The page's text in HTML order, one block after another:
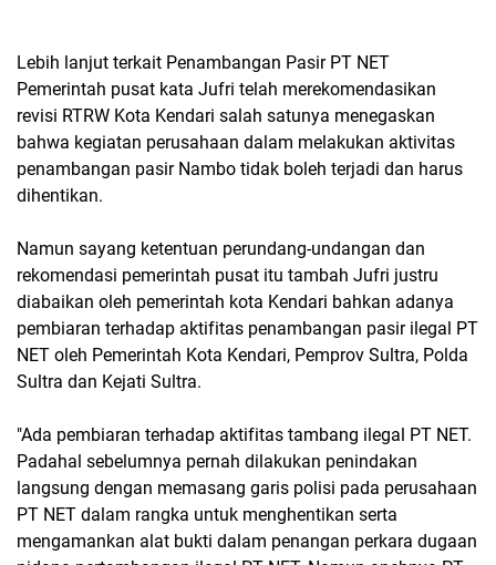
Lebih lanjut terkait Penambangan Pasir PT NET
Pemerintah pusat kata Jufri telah merekomendasikan
revisi RTRW Kota Kendari salah satunya menegaskan
bahwa kegiatan perusahaan dalam melakukan aktivitas
penambangan pasir Nambo tidak boleh terjadi dan harus
dihentikan.
Namun sayang ketentuan perundang-undangan dan
rekomendasi pemerintah pusat itu tambah Jufri justru
diabaikan oleh pemerintah kota Kendari bahkan adanya
pembiaran terhadap aktifitas penambangan pasir ilegal PT
NET oleh Pemerintah Kota Kendari, Pemprov Sultra, Polda
Sultra dan Kejati Sultra.
"Ada pembiaran terhadap aktifitas tambang ilegal PT NET.
Padahal sebelumnya pernah dilakukan penindakan
langsung dengan memasang garis polisi pada perusahaan
PT NET dalam rangka untuk menghentikan serta
mengamankan alat bukti dalam penangan perkara dugaan